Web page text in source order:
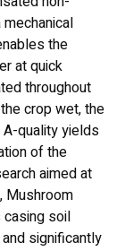
the
at quick
throughout
crop wet, the
quality yields
of the
aimed at
Mushroom
soil
significantly